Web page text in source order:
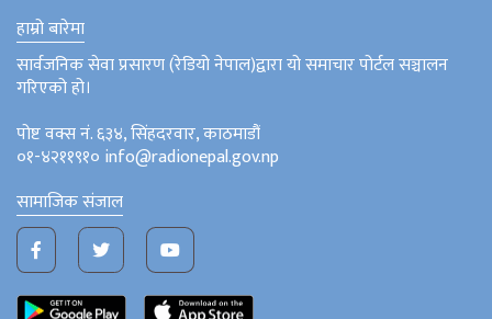
हाम्रो बारेमा
सार्वजनिक सेवा प्रसारण (रेडियो नेपाल)द्वारा यो समाचार पोर्टल सञ्चालन
गरिएको हो।
पोष्ट वक्स नं. ६३४, सिंहदरवार, काठमाडौं
०१-४२११९१० info@radionepal.gov.np
सामाजिक संजाल